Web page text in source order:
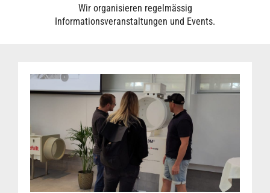
Wir organisieren regelmässig
Informationsveranstaltungen und Events.